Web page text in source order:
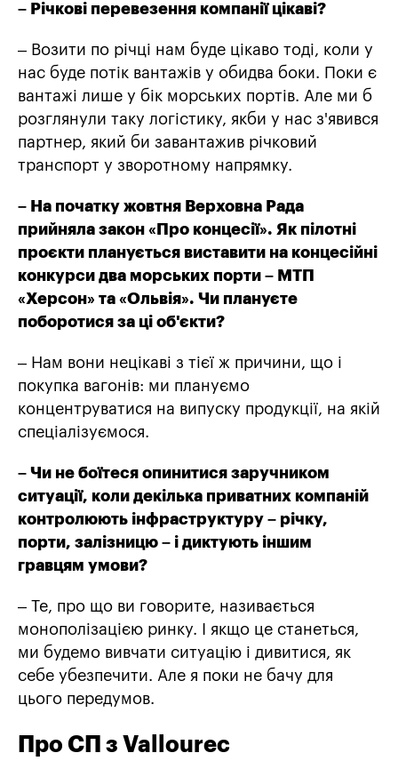
– Річкові перевезення компанії цікаві?
– Возити по річці нам буде цікаво тоді, коли у
нас буде потік вантажів у обидва боки. Поки є
вантажі лише у бік морських портів. Але ми б
розглянули таку логістику, якби у нас з'явився
партнер, який би завантажив річковий
транспорт у зворотному напрямку.
– На початку жовтня Верховна Рада
прийняла закон «Про концесії». Як пілотні
проєкти планується виставити на концесійні
конкурси два морських порти – МТП
«Херсон» та «Ольвія». Чи плануєте
поборотися за ці об'єкти?
– Нам вони нецікаві з тієї ж причини, що і
покупка вагонів: ми плануємо
концентруватися на випуску продукції, на якій
спеціалізуємося.
– Чи не боїтеся опинитися заручником
ситуації, коли декілька приватних компаній
контролюють інфраструктуру – річку,
порти, залізницю – і диктують іншим
гравцям умови?
– Те, про що ви говорите, називається
монополізацією ринку. І якщо це станеться,
ми будемо вивчати ситуацію і дивитися, як
себе убезпечити. Але я поки не бачу для
цього передумов.
Про СП з Vallourec